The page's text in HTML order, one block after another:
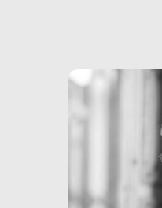
minori. […]